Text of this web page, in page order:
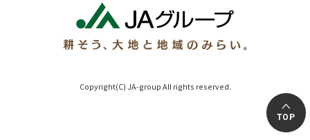
Copyright(C) JA-group All rights reserved.
TOP